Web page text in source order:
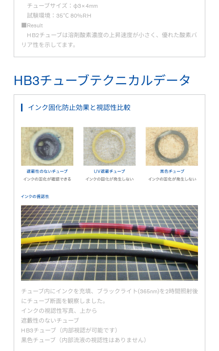
チューブサイズ：φ3×4mm
試験環境：35℃ 80%RH
■Result
HB2チューブは溶剤酸素濃度の上昇速度が小さく、優れた酸素バ
リア性を示してます。
HB3チューブテクニカルデータ
インク固化防止効果と視認性比較
チューブ内にインクを充填、ブラックライト(365nm)を2時間照射後
にチューブ断面を観察しました。
インクの視認性写真、上から
遮藪性のないチューブ
HB3チューブ（内部視認が可能です）
黒色チューブ（内部流液の視認性はありません）